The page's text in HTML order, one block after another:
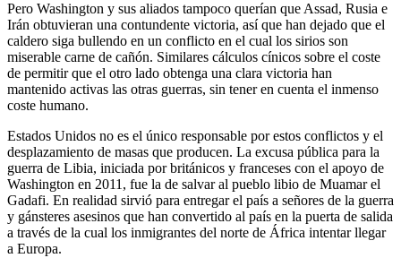
Pero Washington y sus aliados tampoco querían que Assad, Rusia e
Irán obtuvieran una contundente victoria, así que han dejado que el
caldero siga bullendo en un conflicto en el cual los sirios son
miserable carne de cañón. Similares cálculos cínicos sobre el coste
de permitir que el otro lado obtenga una clara victoria han
mantenido activas las otras guerras, sin tener en cuenta el inmenso
coste humano.
Estados Unidos no es el único responsable por estos conflictos y el
desplazamiento de masas que producen. La excusa pública para la
guerra de Libia, iniciada por británicos y franceses con el apoyo de
Washington en 2011, fue la de salvar al pueblo libio de Muamar el
Gadafi. En realidad sirvió para entregar el país a señores de la guerra
y gánsteres asesinos que han convertido al país en la puerta de salida
a través de la cual los inmigrantes del norte de África intentar llegar
a Europa.